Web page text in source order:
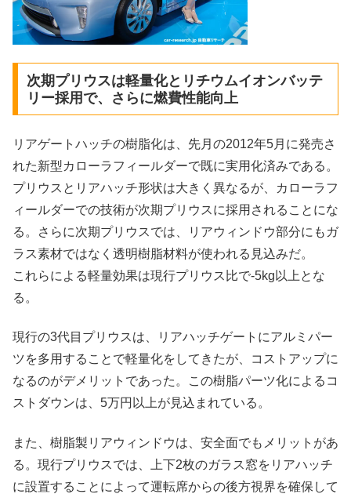
次期プリウスは軽量化とリチウムイオンバッテ
リー採用で、さらに燃費性能向上
リアゲートハッチの樹脂化は、先月の2012年5月に発売さ
れた新型カローラフィールダーで既に実用化済みである。
プリウスとリアハッチ形状は大きく異なるが、カローラフ
ィールダーでの技術が次期プリウスに採用されることにな
る。さらに次期プリウスでは、リアウィンドウ部分にもガ
ラス素材ではなく透明樹脂材料が使われる見込みだ。
これらによる軽量効果は現行プリウス比で-5kg以上とな
る。
現行の3代目プリウスは、リアハッチゲートにアルミパー
ツを多用することで軽量化をしてきたが、コストアップに
なるのがデメリットであった。この樹脂パーツ化によるコ
ストダウンは、5万円以上が見込まれている。
また、樹脂製リアウィンドウは、安全面でもメリットがあ
る。現行プリウスでは、上下2枚のガラス窓をリアハッチ
に設置することによって運転席からの後方視界を確保して